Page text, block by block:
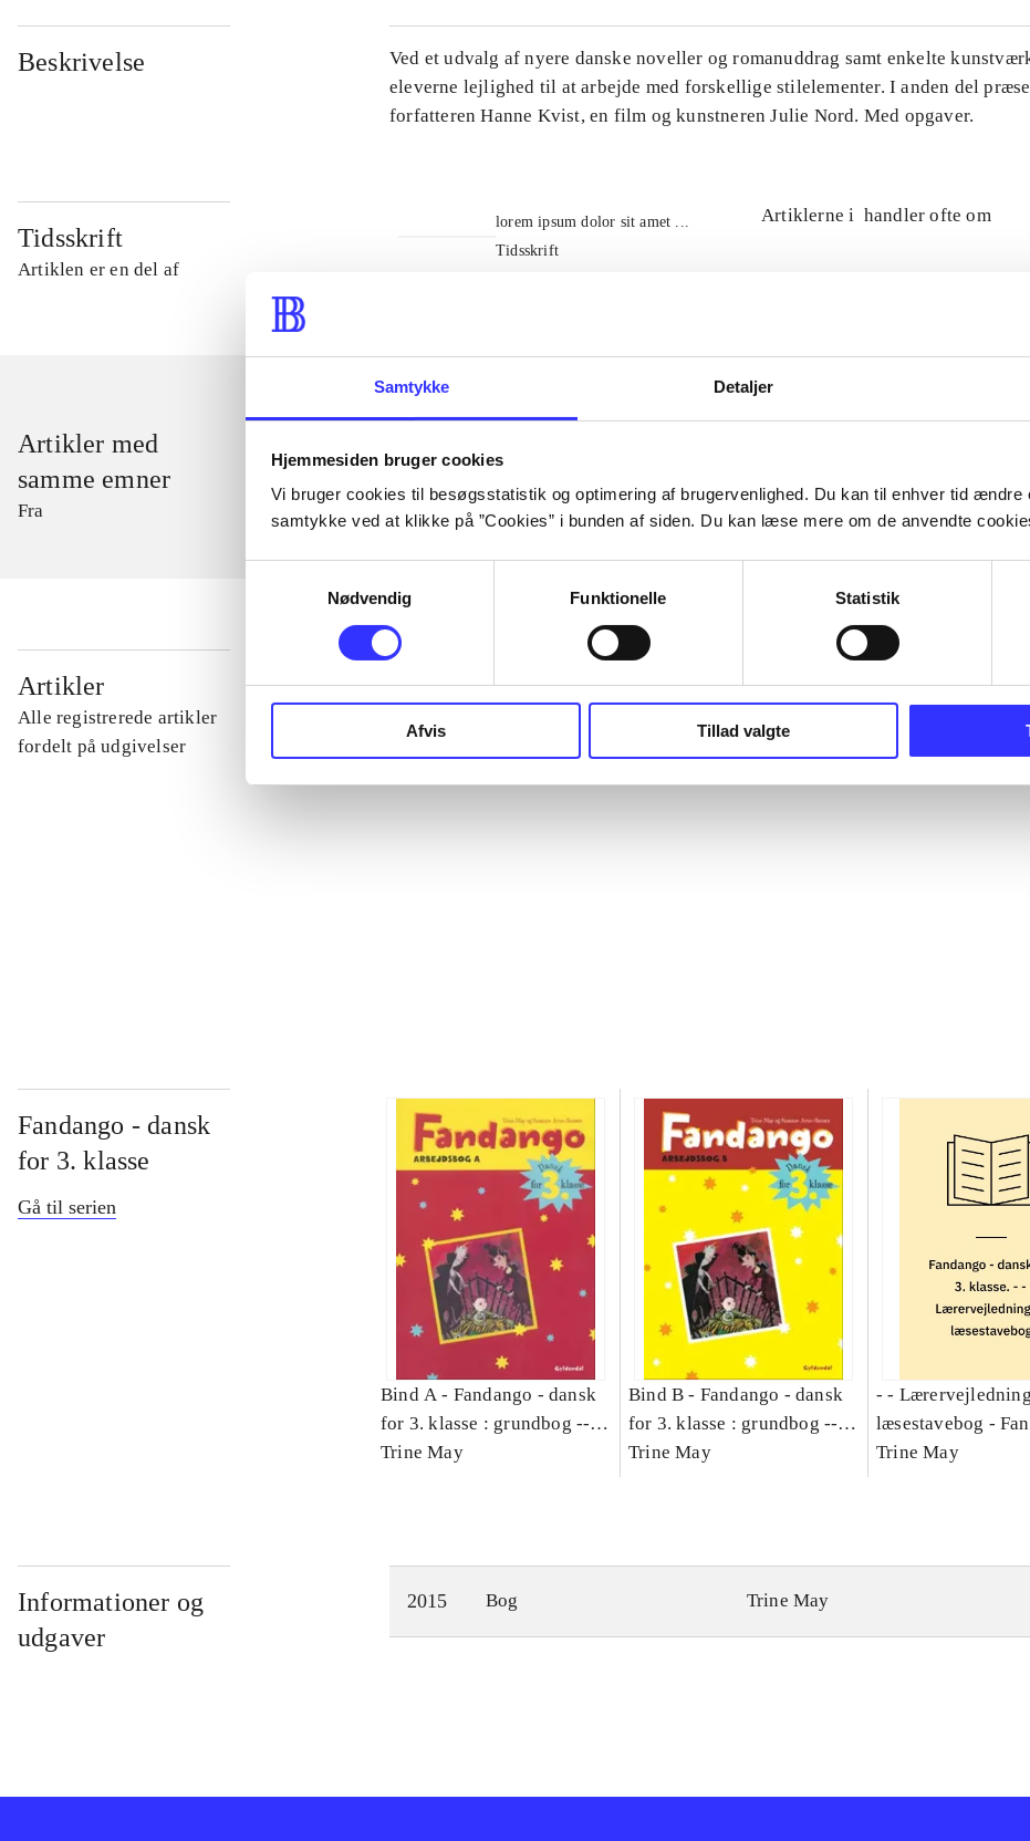
Samtykke Detaljer
Hjemmesiden bruger cookies
Vi bruger cookies til besøgsstatistik og optimering af brugervenlighed. Du kan til enhver tid
samtykke ved at klikke på ”Cookies” i bunden af siden. Du kan læse mere om de anvendte
Nødvendig
Funktionelle Statistik
Afvis Tillad valgte
Beskrivelse
Ved et udvalg af nyere danske noveller og romanuddrag samt enkelte
eleverne lejlighed til at arbejde med forskellige stilelementer. I anden del
forfatteren Hanne Kvist, en film og kunstneren Julie Nord. Med opgaver.
Tidsskrift
Artiklen er en del af
lorem ipsum dolor sit amet ...
Tidsskrift
Artiklerne i handler ofte om
Artikler med
samme emner
Fra
Artikler
Alle registrerede artikler
fordelt på udgivelser
Fandango - dansk
for 3. klasse
Gå til serien
Bind A - Fandango - dansk
for 3. klasse : grundbog --
Arbejdsbog. Bind A
Trine May
Bind B - Fandango - dansk
for 3. klasse : grundbog --
Arbejdsbog. Bind B
Trine May
- -
læsestavebog -
dansk for 3. klasse :
Trine May
Informationer og
udgaver
2015 Bog Trine May